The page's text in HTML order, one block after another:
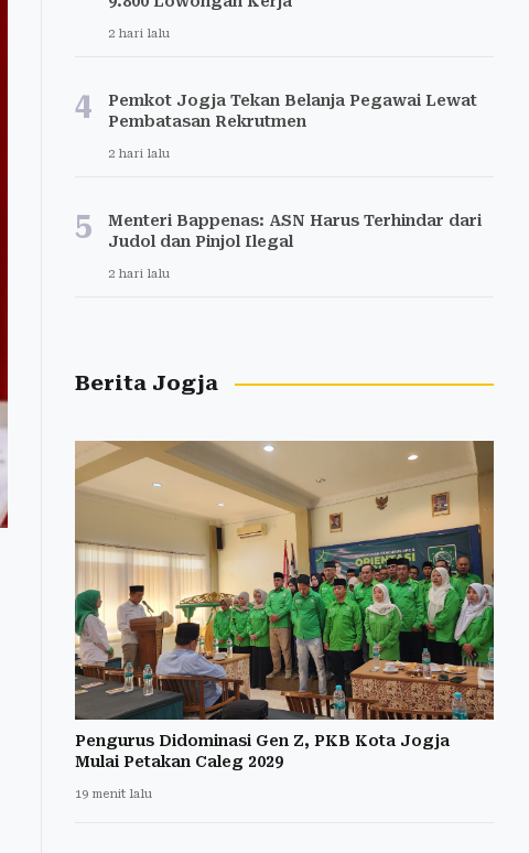
2 hari lalu
4
Pemkot Jogja Tekan Belanja Pegawai Lewat
Pembatasan Rekrutmen
2 hari lalu
5
Menteri Bappenas: ASN Harus Terhindar dari
Judol dan Pinjol Ilegal
2 hari lalu
Berita Jogja
Pengurus Didominasi Gen Z, PKB Kota Jogja
Mulai Petakan Caleg 2029
19 menit lalu